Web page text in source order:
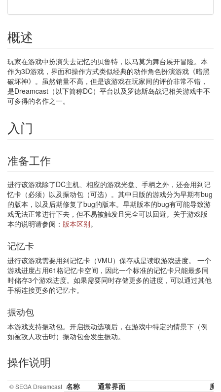
概述
玩家在游戏中扮演失去记忆的贝鲁特，以马莫为舞台展开冒险。本
作为3D游戏，界面和操作方式类似经典的动作角色扮演游戏《暗黑
破坏神》。虽然销量不高，但是该游戏在玩家间的评价非常不错，
是Dreamcast（以下简称DC）平台以及罗德斯岛战记相关游戏中不
可多得的名作之一。
入门
准备工作
进行该游戏除了DC主机、相应的游戏光盘、手柄之外，还会用到记
忆卡（必须）以及振动包（可选）。其中日版的游戏分为早期有bug
的版本，以及后期修复了bug的版本。早期版本的bug有可能导致游
戏无法正常进行下去，但不易被触发且完全可以回避。关于游戏版
本的说明请参阅： 版本区别。
记忆卡
进行该游戏需要用到记忆卡（VMU）保存或是读取游戏进度。 一个
游戏进度占用61格记忆卡空间，因此一个标准的记忆卡只能最多同
时储存3个游戏进度。如果需要同时存储更多的进度，可以通过其他
手柄连接更多的记忆卡。
振动包
本游戏支持振动包。开启振动选项后，在游戏中特定的情景下（例
如被敌人攻击时）振动包会发生振动。
操作说明
© SEGA Dreamcast 名称 通常界面
魔